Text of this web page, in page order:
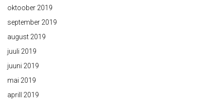
oktoober 2019
september 2019
august 2019
juuli 2019
juuni 2019
mai 2019
aprill 2019